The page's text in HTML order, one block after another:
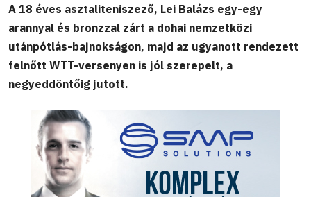
A 18 éves asztaliteniszező, Lei Balázs egy-egy
arannyal és bronzzal zárt a dohai nemzetközi
utánpótlás-bajnokságon, majd az ugyanott rendezett
felnőtt WTT-versenyen is jól szerepelt, a
negyeddöntőig jutott.